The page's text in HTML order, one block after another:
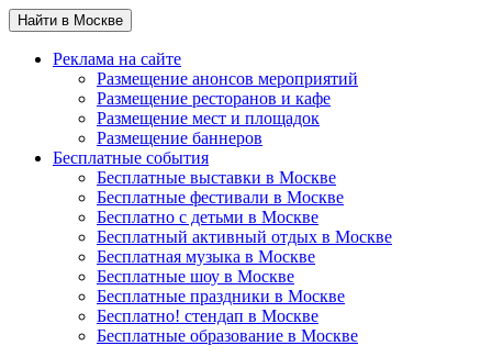
Найти в Москве
Реклама на сайте
Размещение анонсов мероприятий
Размещение ресторанов и кафе
Размещение мест и площадок
Размещение баннеров
Бесплатные события
Бесплатные выставки в Москве
Бесплатные фестивали в Москве
Бесплатно с детьми в Москве
Бесплатный активный отдых в Москве
Бесплатная музыка в Москве
Бесплатные шоу в Москве
Бесплатные праздники в Москве
Бесплатно! стендап в Москве
Бесплатные образование в Москве